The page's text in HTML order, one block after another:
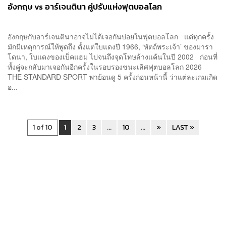
อังกฤษ vs อาร์เจนตินา คู่ปรับแห่งฟุตบอลโลก
อังกฤษกับอาร์เจนตินาอาจไม่ได้เจอกันบ่อยในฟุตบอลโลก แต่ทุกครั้ง
มักมีเหตุการณ์ให้พูดถึง ตั้งแต่ใบแดงปี 1966, ‘หัตถ์พระเจ้า’ ของมารา
โดนา, ใบแดงของเบ็คแฮม ไปจนถึงจุดโทษล้างแค้นในปี 2002 ก่อนที่
ทั้งคู่จะกลับมาเจอกันอีกครั้งในรอบรองชนะเลิศฟุตบอลโลก 2026
THE STANDARD SPORT พาย้อนดู 5 ครั้งก่อนหน้านี้ ว่าแต่ละเกมเกิด
อ...
1 of 10 1 2 3 ... 10 ... » LAST »